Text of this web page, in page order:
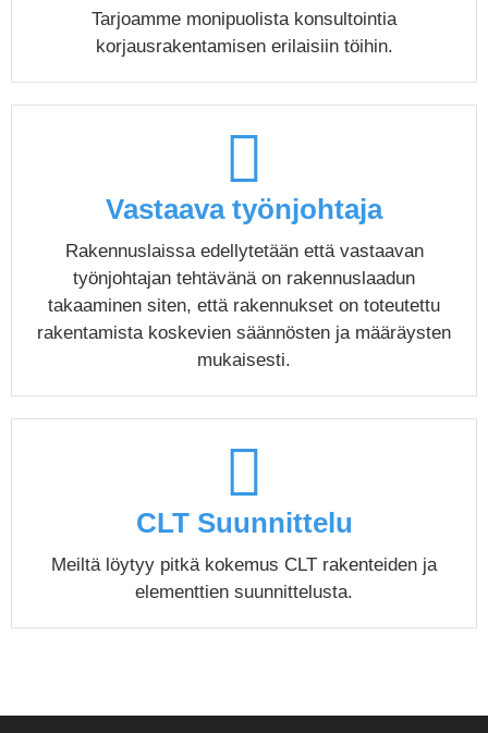
Tarjoamme monipuolista konsultointia
korjausrakentamisen erilaisiin töihin.
Vastaava työnjohtaja
Rakennuslaissa edellytetään että vastaavan
työnjohtajan tehtävänä on rakennuslaadun
takaaminen siten, että rakennukset on toteutettu
rakentamista koskevien säännösten ja määräysten
mukaisesti.
CLT Suunnittelu
Meiltä löytyy pitkä kokemus CLT rakenteiden ja
elementtien suunnittelusta.